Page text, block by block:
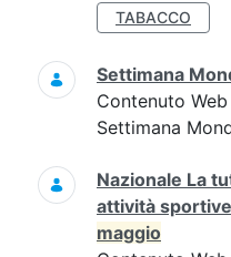
TABACCO
Settimana
Contenuto Web
Settimana
Nazionale La
attività
maggio